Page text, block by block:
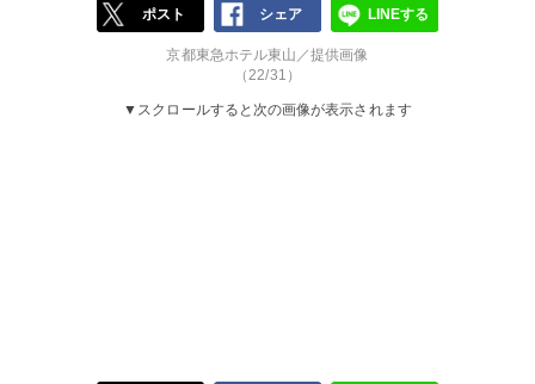
ポスト シェア LINEする
京都東急ホテル東山／提供画像
（22/31）
▼スクロールすると次の画像が表示されます